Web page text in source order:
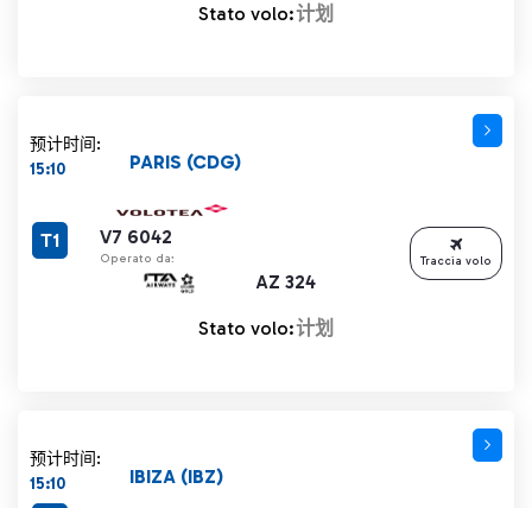
Stato volo:计划
预计时间:
15:10
V7 6042
Operato da:
AZ 324
PARIS (CDG)
T1
Stato volo:计划
Traccia volo
预计时间:
15:10
IBIZA (IBZ)